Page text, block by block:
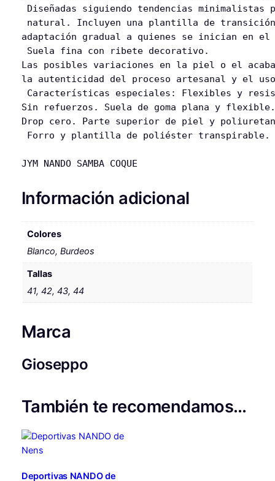
T
L
E
T
H
S
E
A
K
S
M
P
N
A
n
i
d
d
Diseñadas siguiendo tendencias minimalistas
natural. Incluyen una plantilla de
adaptación gradual a quienes se inician en el
Suela fina con ribete decorativo.
Las posibles variaciones en la piel o el
la autenticidad del proceso artesanal y el
Características especiales: Flexibles y
Sin refuerzos. Suela de goma plana y
Drop cero. Parte superior de piel y
Forro y plantilla de poliéster transpirable.
JYM NANDO SAMBA COQUE
Información adicional
Colores
Blanco, Burdeos
Tallas
41, 42, 43, 44
Marca
Gioseppo
También te recomendamos…
Deportivas NANDO de